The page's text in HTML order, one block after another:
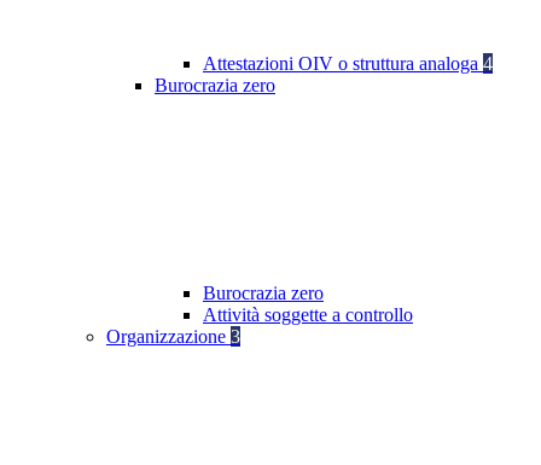
Attestazioni OIV o struttura analoga 4
Burocrazia zero
Burocrazia zero
Attività soggette a controllo
Organizzazione 3